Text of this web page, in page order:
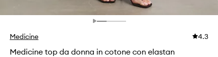
Medicine 4.3
Medicine top da donna in cotone con elastan